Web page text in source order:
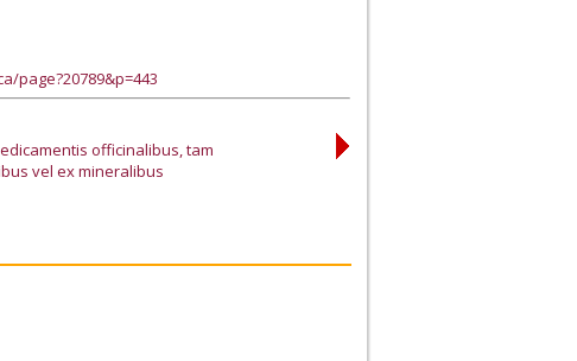
page?20789&p=443
officinalibus, tam
vel ex mineralibus